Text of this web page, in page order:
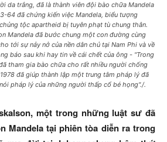
da trắng, đã là thành viên đội bào chữa Mandela
64 đã chứng kiến việc Mandela, biểu tượng
tộc apartheid bị tuyên phạt tù chung thân.
Mandela đã bước chung một con đường cùng
tới sự nảy nở của nền dân chủ tại Nam Phi và về
báo sau khi hay tin về cái chết của ông - "Trong
tham gia bào chữa cho rất nhiều người chống
đã giúp thành lập một trung tâm pháp lý đã
pháp lý của những người thấp cổ bé họng"./.
một trong những luật sư đã
Mandela tại phiên tòa diễn ra trong